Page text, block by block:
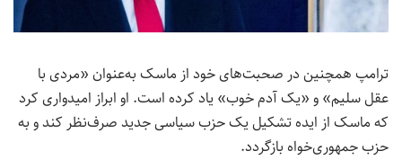
ترامپ همچنین در صحبت‌های خود از ماسک به‌عنوان «مردی با
عقل سلیم» و «یک آدم خوب» یاد کرده است. او ابراز امیدواری کرد
که ماسک از ایده تشکیل یک حزب سیاسی جدید صرف‌نظر کند و به
حزب جمهوری‌خواه بازگردد.